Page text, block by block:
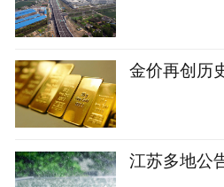
金价再创历
江苏多地公